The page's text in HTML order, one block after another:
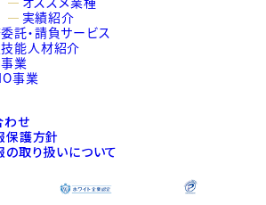
実績紹介
託・請負サービス
能人材紹介
業
事業
わせ
保護方針
取り扱いについて